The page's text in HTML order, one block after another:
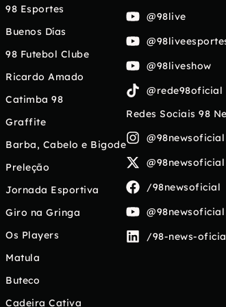
98 Esportes
Buenos Días
98 Futebol Clube
Ricardo Amado
Catimba 98
Graffite
Barba, Cabelo e Bigode
Preleção
Jornada Esportiva
Giro na Gringa
Os Players
Matula
Buteco
Cadeira Cativa
@98live
@98liveshow
@rede98oficial
Redes Sociais 98
@98newsoficial
@98newsoficial
/98newsoficial
@98newsoficial
/98-news-